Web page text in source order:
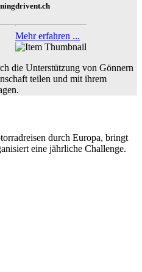
drivent.ch
Mehr erfahren ...
die Unterstützung von Gönnern
teilen und mit ihrem
durch Europa, bringt
eine jährliche Challenge.